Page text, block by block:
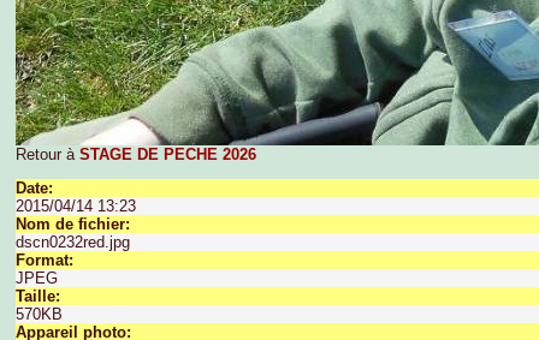
Retour à STAGE DE PECHE 2026
Date:
2015/04/14 13:23
Nom de fichier:
dscn0232red.jpg
Format:
JPEG
Taille:
570KB
Appareil photo: